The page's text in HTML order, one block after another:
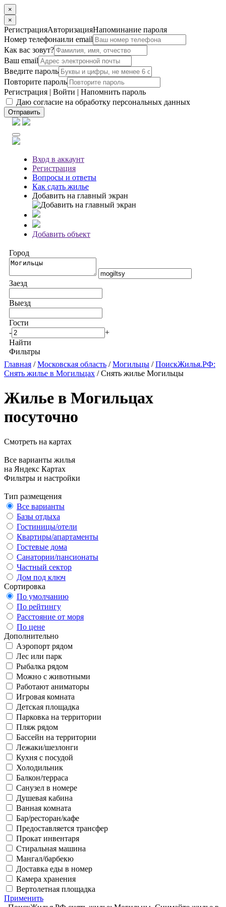
×
×
РегистрацияАвторизацияНапоминание пароля
Номер телефонаили email
Как вас зовут?
Ваш email
Введите пароль
Повторите пароль
Регистрация | Войти | Напомнить пароль
Даю согласие на обработку персональных данных
Отправить
Вход в аккаунт
Регистрация
Вопросы и ответы
Как сдать жилье
Добавить на главный экран
Добавить объект
Город
Заезд
Выезд
Гости
-
+
Найти
Фильтры
Главная /Московская область /Могильцы /ПоискЖилья.РФ:
Снять жилье в Могильцах / Снять жилье Могильцы
Жилье в Могильцах
посуточно
Смотреть на картах
Все варианты жилья
на Яндекс Картах
Фильтры и настройки
Тип размещения
Все варианты
Базы отдыха
Гостиницы/отели
Квартиры/апартаменты
Гостевые дома
Санатории/пансионаты
Частный сектор
Дом под ключ
Сортировка
По умолчанию
По рейтингу
Расстояние от моря
По цене
Дополнительно
Аэропорт рядом
Лес или парк
Рыбалка рядом
Можно с животными
Работают аниматоры
Игровая комната
Детская площадка
Парковка на территории
Пляж рядом
Бассейн на территории
Лежаки/шезлонги
Кухня с посудой
Холодильник
Балкон/терраса
Санузел в номере
Душевая кабина
Ванная комната
Бар/ресторан/кафе
Предоставляется трансфер
Прокат инвентаря
Стиральная машина
Мангал/барбекю
Доставка еды в номер
Камера хранения
Вертолетная площадка
Применить